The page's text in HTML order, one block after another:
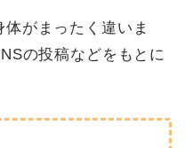
がまったく違いま
の投稿などをもとに